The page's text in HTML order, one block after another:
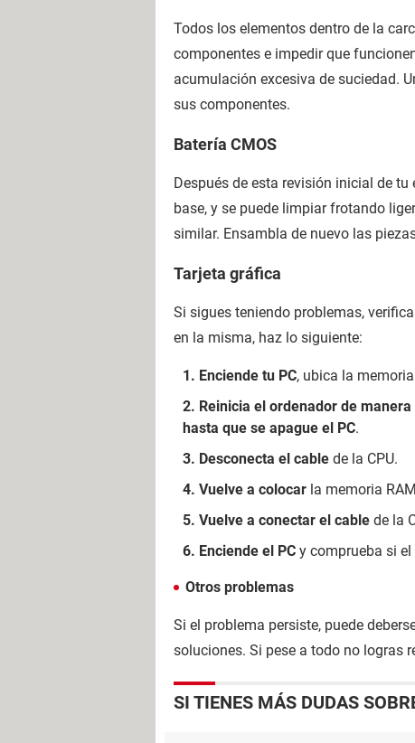
Todos los elementos dentro de la
componentes e impedir que
acumulación excesiva de suciedad.
sus componentes.
Batería CMOS
Después de esta revisión inicial de
base, y se puede limpiar frotando
similar. Ensambla de nuevo las
Tarjeta gráfica
Si sigues teniendo problemas,
en la misma, haz lo siguiente:
Enciende tu PC, ubica la
Reinicia el ordenador de
hasta que se apague el PC.
Desconecta el cable de la CPU.
Vuelve a colocar la memoria
Vuelve a conectar el cable de la
Enciende el PC y comprueba si
Otros problemas
Si el problema persiste, puede
soluciones. Si pese a todo no logras
SI TIENES MÁS DUDAS